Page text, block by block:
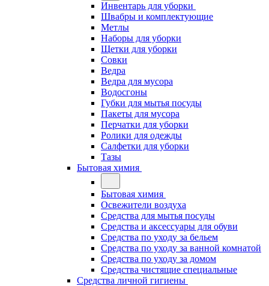
Инвентарь для уборки
Швабры и комплектующие
Метлы
Наборы для уборки
Щетки для уборки
Совки
Ведра
Ведра для мусора
Водосгоны
Губки для мытья посуды
Пакеты для мусора
Перчатки для уборки
Ролики для одежды
Салфетки для уборки
Тазы
Бытовая химия
Бытовая химия
Освежители воздуха
Средства для мытья посуды
Средства и аксессуары для обуви
Средства по уходу за бельем
Средства по уходу за ванной комнатой
Средства по уходу за домом
Средства чистящие специальные
Средства личной гигиены